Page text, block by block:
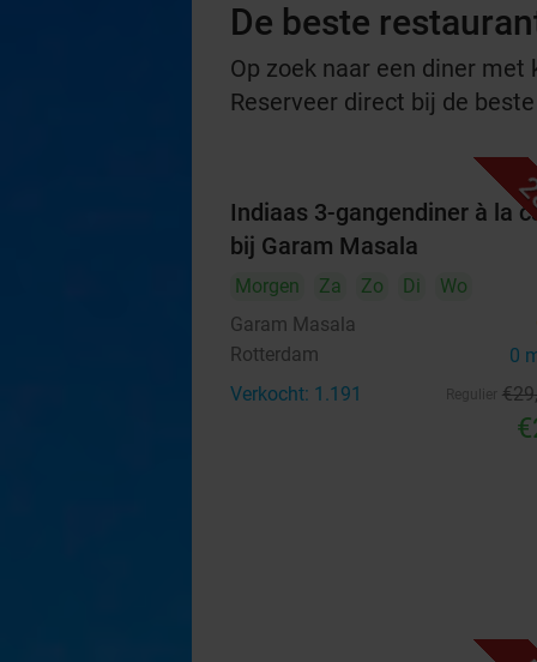
De beste
Op zoek naar een diner
Reserveer direct bij de
Indiaas 3-gangendiner à la
bij Garam Masala
Morgen Za Zo Di
Wo
Garam Masala
Rotterdam 0
Verkocht: 1.191 €29